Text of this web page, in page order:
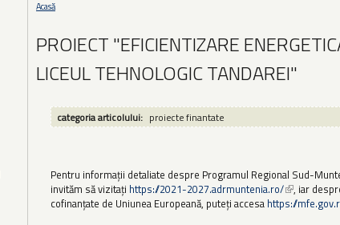
Eşti aici
Acasă
PROIECT "EFICIENTIZARE
LICEUL TEHNOLOGIC TANDAREI"
categoria articolului: proiecte finantate
Pentru informații detaliate despre Programul Regional Sud-
invităm să vizitați https://2021-2027.adrmuntenia.ro/(link is
, iar
cofinanțate de Uniunea Europeană, puteți accesa https://